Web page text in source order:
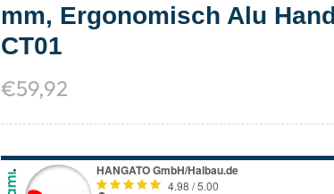
mm, Ergonomisch Alu
CT01
€59,92